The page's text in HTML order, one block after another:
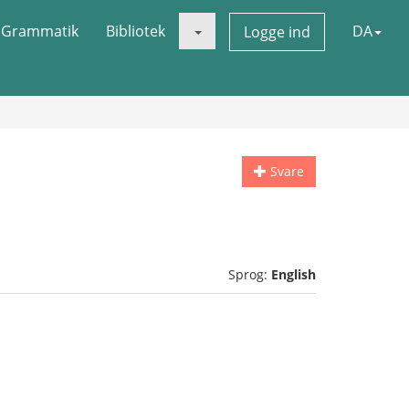
Grammatik Bibliotek Logge ind DA
Svare
Sprog: English